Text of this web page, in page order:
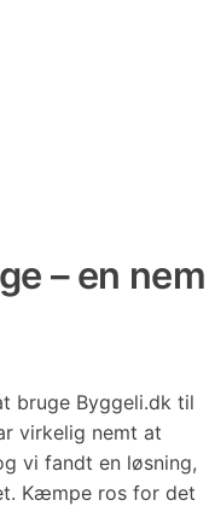
– en nem
bruge Byggeli.dk til
virkelig nemt at
vi fandt en løsning,
Kæmpe ros for det